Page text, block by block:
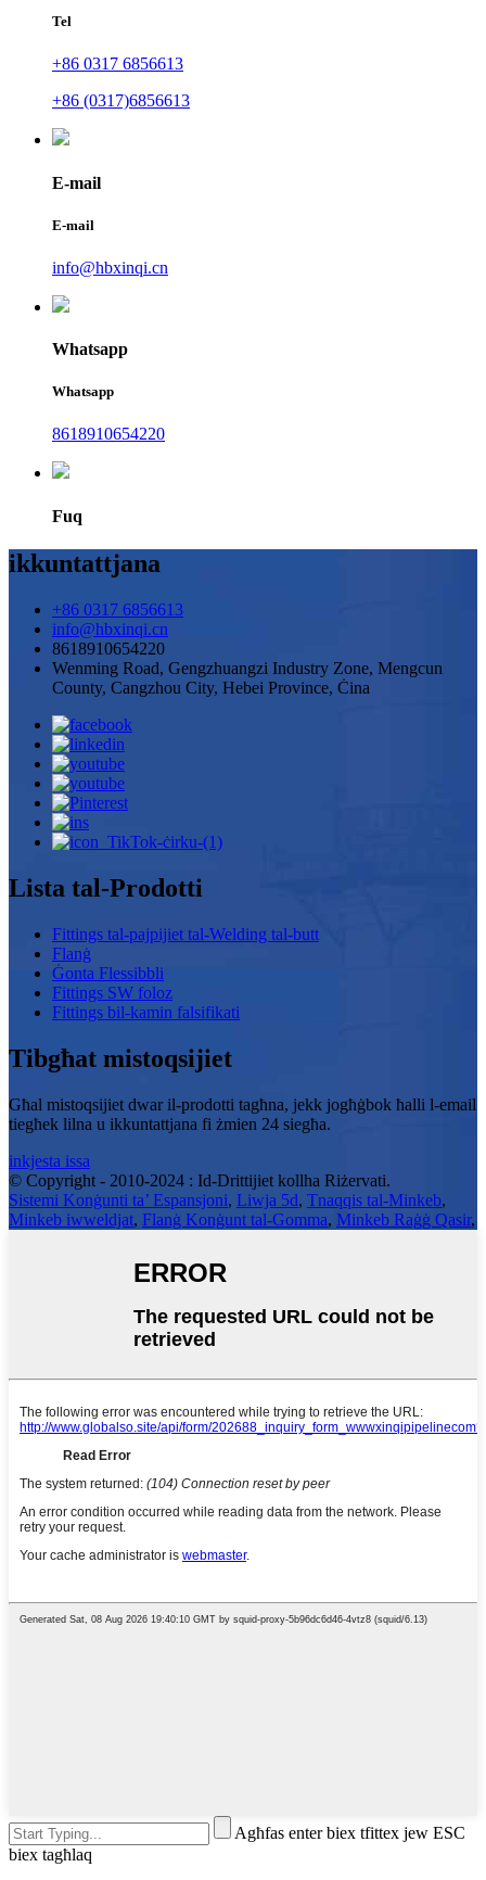
Tel
+86 0317 6856613
+86 (0317)6856613
E-mail
E-mail
info@hbxinqi.cn
Whatsapp
Whatsapp
8618910654220
Fuq
ikkuntattjana
+86 0317 6856613
info@hbxinqi.cn
8618910654220
Wenming Road, Gengzhuangzi Industry Zone, Mengcun
County, Cangzhou City, Hebei Province, Ċina
Lista tal-Prodotti
Fittings tal-pajpijiet tal-Welding tal-butt
Flanġ
Ġonta Flessibbli
Fittings SW foloz
Fittings bil-kamin falsifikati
Tibgħat mistoqsijiet
Għal mistoqsijiet dwar il-prodotti tagħna, jekk jogħġbok ħalli l-email
tiegħek lilna u ikkuntattjana fi żmien 24 siegħa.
inkjesta issa
© Copyright - 2010-2024 : Id-Drittijiet kollha Riżervati.
Sistemi Konġunti ta’ Espansjoni, Liwja 5d, Tnaqqis tal-Minkeb,
Minkeb iwweldjat, Flanġ Konġunt tal-Gomma, Minkeb Raġġ Qasir,
Agħfas enter biex tfittex jew ESC
biex tagħlaq